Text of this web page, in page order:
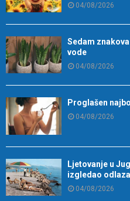
04/08/2026
Sedam
vode
04/08/2026
Proglašen
04/08/2026
Ljetovanje u
izgledao
04/08/2026